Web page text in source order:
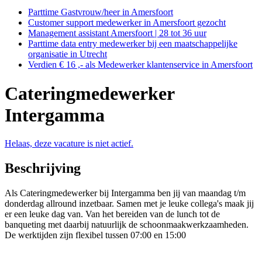
Parttime Gastvrouw/heer in Amersfoort
Customer support medewerker in Amersfoort gezocht
Management assistant Amersfoort | 28 tot 36 uur
Parttime data entry medewerker bij een maatschappelijke
organisatie in Utrecht
Verdien € 16 ,- als Medewerker klantenservice in Amersfoort
Cateringmedewerker
Intergamma
Helaas, deze vacature is niet actief.
Beschrijving
Als Cateringmedewerker bij Intergamma ben jij van maandag t/m
donderdag allround inzetbaar. Samen met je leuke collega's maak jij
er een leuke dag van. Van het bereiden van de lunch tot de
banqueting met daarbij natuurlijk de schoonmaakwerkzaamheden.
De werktijden zijn flexibel tussen 07:00 en 15:00